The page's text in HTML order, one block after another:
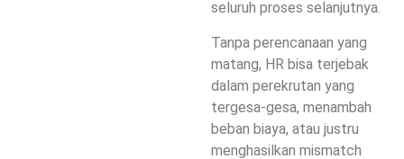
seluruh proses selanjutnya.
Tanpa perencanaan yang
matang, HR bisa terjebak
dalam perekrutan yang
tergesa-gesa, menambah
beban biaya, atau justru
menghasilkan mismatch